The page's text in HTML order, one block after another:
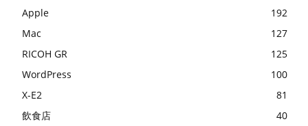
Apple
192
Mac
127
RICOH GR
125
WordPress
100
X-E2
81
飲食店
40